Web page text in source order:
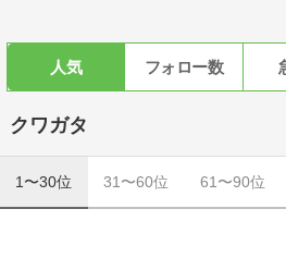
人気 フォロー数
クワガタ
1〜30位 31〜60位 61〜90位